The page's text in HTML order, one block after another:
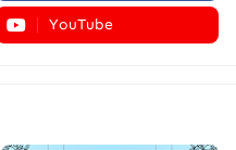
YouTube